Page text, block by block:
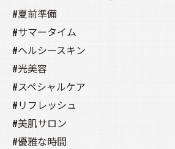
#夏前準備
#サマータイム
#ヘルシースキン
#光美容
#スペシャルケア
#リフレッシュ
#美肌サロン
#優雅な時間